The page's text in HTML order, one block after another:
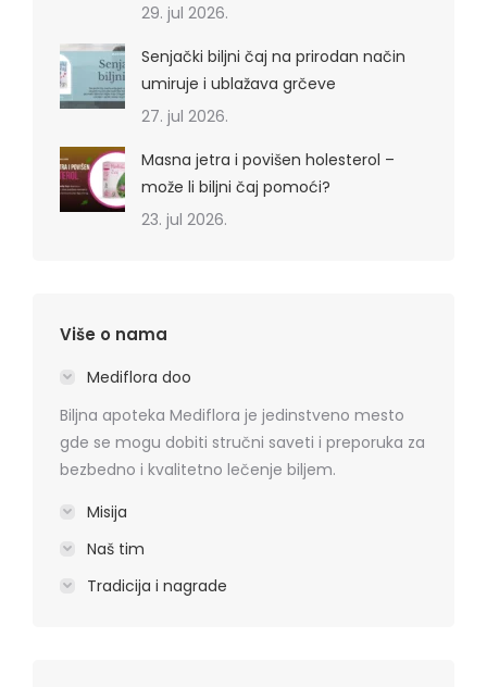
29. jul 2026.
Senjački biljni čaj na prirodan način
umiruje i ublažava grčeve
27. jul 2026.
Masna jetra i povišen holesterol –
može li biljni čaj pomoći?
23. jul 2026.
Više o nama
Mediflora doo
Biljna apoteka Mediflora je jedinstveno mesto
gde se mogu dobiti stručni saveti i preporuka za
bezbedno i kvalitetno lečenje biljem.
Misija
Naš tim
Tradicija i nagrade